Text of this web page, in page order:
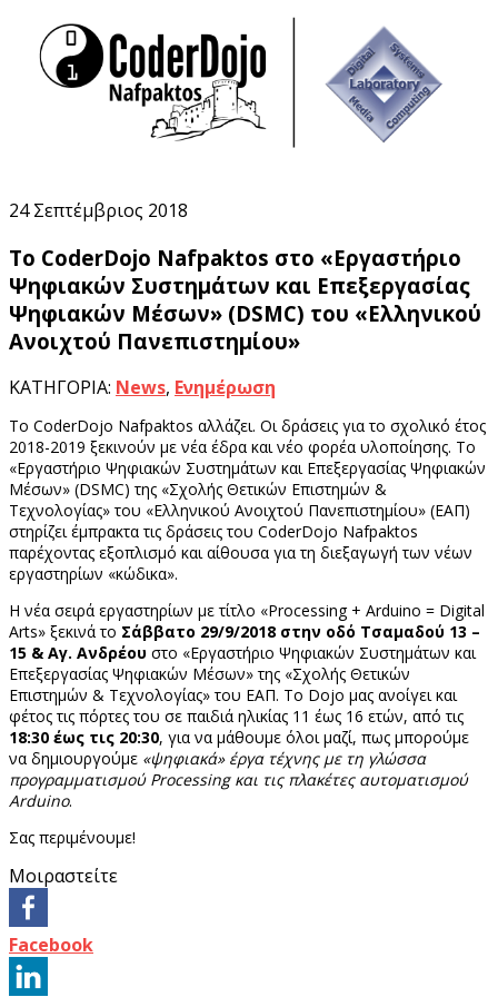
Σεπτέμβριος 2018
24 Σεπτέμβριος 2018
Το CoderDojo Nafpaktos στο «Εργαστήριο
Ψηφιακών Συστημάτων και Επεξεργασίας
Ψηφιακών Μέσων» (DSMC) του «Ελληνικού
Ανοιχτού Πανεπιστημίου»
ΚΑΤΗΓΟΡΙΑ: News, Ενημέρωση
Το CoderDojo Nafpaktos αλλάζει. Οι δράσεις για το σχολικό έτος
2018-2019 ξεκινούν με νέα έδρα και νέο φορέα υλοποίησης. Το
«Εργαστήριο Ψηφιακών Συστημάτων και Επεξεργασίας Ψηφιακών
Μέσων» (DSMC) της «Σχολής Θετικών Επιστημών &
Τεχνολογίας» του «Ελληνικού Ανοιχτού Πανεπιστημίου» (ΕΑΠ)
στηρίζει έμπρακτα τις δράσεις του CoderDojo Nafpaktos
παρέχοντας εξοπλισμό και αίθουσα για τη διεξαγωγή των νέων
εργαστηρίων «κώδικα».
Η νέα σειρά εργαστηρίων με τίτλο «Processing + Arduino = Digital
Arts» ξεκινά το Σάββατο 29/9/2018 στην οδό Τσαμαδού 13 –
15 & Αγ. Ανδρέου στο «Εργαστήριο Ψηφιακών Συστημάτων και
Επεξεργασίας Ψηφιακών Μέσων» της «Σχολής Θετικών
Επιστημών & Τεχνολογίας» του ΕΑΠ. Το Dojo μας ανοίγει και
φέτος τις πόρτες του σε παιδιά ηλικίας 11 έως 16 ετών, από τις
18:30 έως τις 20:30, για να μάθουμε όλοι μαζί, πως μπορούμε
να δημιουργούμε «ψηφιακά» έργα τέχνης με τη γλώσσα
προγραμματισμού Processing και τις πλακέτες αυτοματισμού
Arduino.
Σας περιμένουμε!
Μοιραστείτε
Facebook